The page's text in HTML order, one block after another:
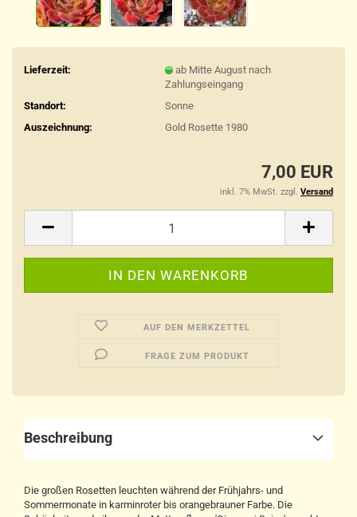
Lieferzeit:
ab Mitte August nach
Zahlungseingang
Standort:
Sonne
Auszeichnung:
Gold Rosette 1980
7,00 EUR
inkl. 7% MwSt. zzgl. Versand
AUF DEN MERKZETTEL
FRAGE ZUM PRODUKT
Beschreibung
Die großen Rosetten leuchten während der Frühjahrs- und
Sommermonate in karminroter bis orangebrauner Farbe. Die